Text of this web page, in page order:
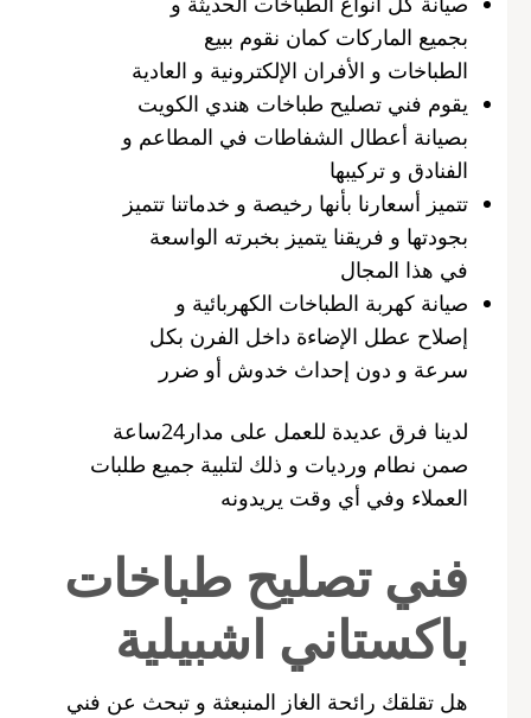
بجميع الماركات كمان نقوم ببيع
الطباخات و الأفران الإلكترونية و العادية
يقوم فني تصليح طباخات هندي الكويت
بصيانة أعطال الشفاطات في المطاعم و
الفنادق و تركيبها
تتميز أسعارنا بأنها رخيصة و خدماتنا تتميز
بجودتها و فريقنا يتميز بخبرته الواسعة
في هذا المجال
صيانة كهربة الطباخات الكهربائية و
إصلاح عطل الإضاءة داخل الفرن بكل
سرعة و دون إحداث خدوش أو ضرر
لدينا فرق عديدة للعمل على مدار24ساعة
صمن نطام ورديات و ذلك لتلبية جميع طلبات
العملاء وفي أي وقت يريدونه
فني تصليح طباخات
باكستاني اشبيلية
هل تقلقك رائحة الغاز المنبعثة و تبحث عن فني